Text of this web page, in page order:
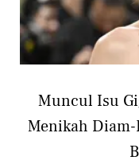
Muncul Isu
Menikah